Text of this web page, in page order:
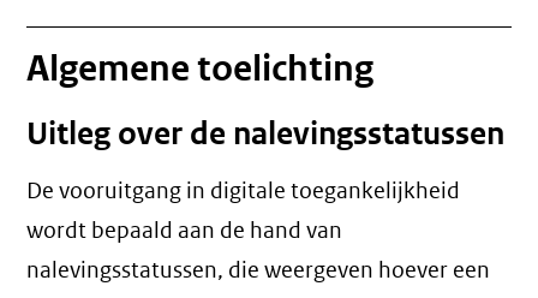
Algemene toelichting
Uitleg over de nalevingsstatussen
De vooruitgang in digitale toegankelijkheid
wordt bepaald aan de hand van
nalevingsstatussen, die weergeven hoever een